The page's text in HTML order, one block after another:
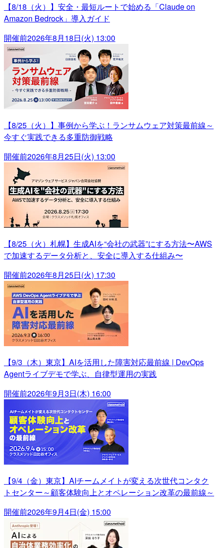
【8/18（火）】安全・最短ルートで始める「Claude on
Amazon Bedrock」導入ガイド
開催前2026年8月18日(火) 13:00
【8/25（火）】事例から学ぶ！ランサムウェア対策最前線～
今すぐ実践できる多重防御戦略
開催前2026年8月25日(火) 13:00
【8/25（火）札幌】生成AIを“会社の武器”にする方法〜AWS
で加速するデータ分析と、安全に導入する仕組み〜
開催前2026年8月25日(火) 17:30
【9/3（木）東京】AIを活用した障害対応最前線 | DevOps
Agentライブデモで学ぶ、自律型運用の実践
開催前2026年9月3日(木) 16:00
【9/4（金）東京】AIチームメイトが変える次世代コンタク
トセンター～顧客体験向上とオペレーション改革の最前線～
開催前2026年9月4日(金) 15:00